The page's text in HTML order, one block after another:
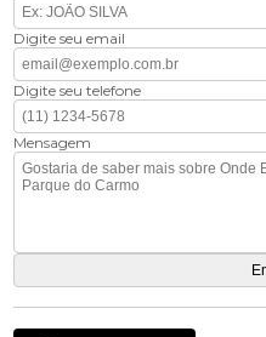
Digite seu email
Digite seu telefone
Mensagem